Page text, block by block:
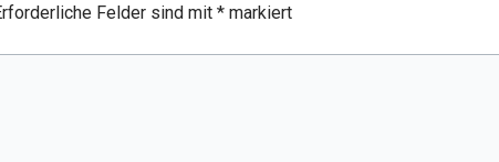
Felder sind mit * markiert